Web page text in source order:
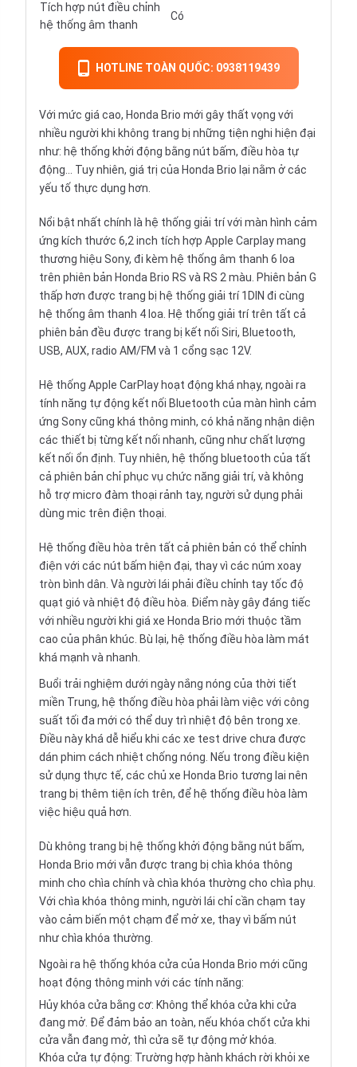
Tích hợp nút điều chỉnh
hệ thống âm thanh
Có
HOTLINE TOÀN QUỐC: 0938119439
Với mức giá cao, Honda Brio mới gây thất vọng với
nhiều người khi không trang bị những tiện nghi hiện đại
như: hệ thống khởi động bằng nút bấm, điều hòa tự
động… Tuy nhiên, giá trị của Honda Brio lại nằm ở các
yếu tố thực dụng hơn.
Nổi bật nhất chính là hệ thống giải trí với màn hình cảm
ứng kích thước 6,2 inch tích hợp Apple Carplay mang
thương hiệu Sony, đi kèm hệ thống âm thanh 6 loa
trên phiên bản Honda Brio RS và RS 2 màu. Phiên bản G
thấp hơn được trang bị hệ thống giải trí 1DIN đi cùng
hệ thống âm thanh 4 loa. Hệ thống giải trí trên tất cả
phiên bản đều được trang bị kết nối Siri, Bluetooth,
USB, AUX, radio AM/FM và 1 cổng sạc 12V.
Hệ thống Apple CarPlay hoạt động khá nhạy, ngoài ra
tính năng tự động kết nối Bluetooth của màn hình cảm
ứng Sony cũng khá thông minh, có khả năng nhận diện
các thiết bị từng kết nối nhanh, cũng như chất lượng
kết nối ổn định. Tuy nhiên, hệ thống bluetooth của tất
cả phiên bản chỉ phục vụ chức năng giải trí, và không
hỗ trợ micro đàm thoại rảnh tay, người sử dụng phải
dùng mic trên điện thoại.
Hệ thống điều hòa trên tất cả phiên bản có thể chỉnh
điện với các nút bấm hiện đại, thay vì các núm xoay
tròn bình dân. Và người lái phải điều chỉnh tay tốc độ
quạt gió và nhiệt độ điều hòa. Điểm này gây đáng tiếc
với nhiều người khi giá xe Honda Brio mới thuộc tầm
cao của phân khúc. Bù lại, hệ thống điều hòa làm mát
khá mạnh và nhanh.
Buổi trải nghiệm dưới ngày nắng nóng của thời tiết
miền Trung, hệ thống điều hòa phải làm việc với công
suất tối đa mới có thể duy trì nhiệt độ bên trong xe.
Điều này khá dễ hiểu khi các xe test drive chưa được
dán phim cách nhiệt chống nóng. Nếu trong điều kiện
sử dụng thực tế, các chủ xe Honda Brio tương lai nên
trang bị thêm tiện ích trên, để hệ thống điều hòa làm
việc hiệu quả hơn.
Dù không trang bị hệ thống khởi động bằng nút bấm,
Honda Brio mới vẫn được trang bị chìa khóa thông
minh cho chìa chính và chìa khóa thường cho chìa phụ.
Với chìa khóa thông minh, người lái chỉ cần chạm tay
vào cảm biến một chạm để mở xe, thay vì bấm nút
như chìa khóa thường.
Ngoài ra hệ thống khóa cửa của Honda Brio mới cũng
hoạt động thông minh với các tính năng:
Hủy khóa cửa bằng cơ: Không thể khóa cửa khi cửa
đang mở. Để đảm bảo an toàn, nếu khóa chốt cửa khi
cửa vẫn đang mở, thì cửa sẽ tự động mở khóa.
Khóa cửa tự động: Trường hợp hành khách rời khỏi xe